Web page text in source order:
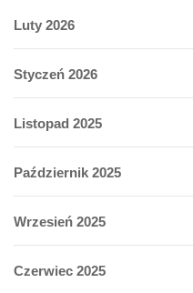
Luty 2026
Styczeń 2026
Listopad 2025
Październik 2025
Wrzesień 2025
Czerwiec 2025